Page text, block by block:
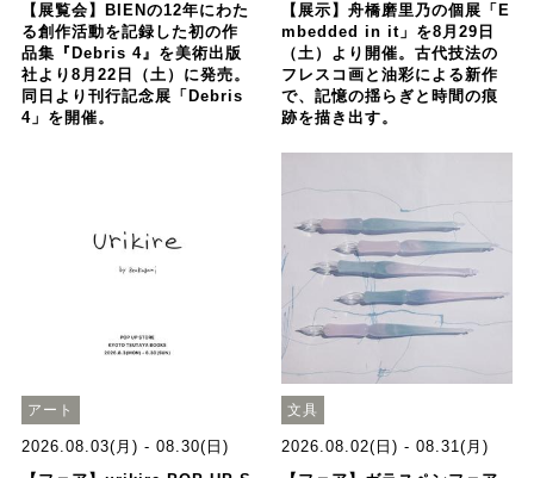
【展覧会】BIENの12年にわた
る創作活動を記録した初の作
品集『Debris 4』を美術出版
社より8月22日（土）に発売。
同日より刊行記念展「Debris
4」を開催。
【展示】舟橋磨里乃の個展「E
mbedded in it」を8月29日
（土）より開催。古代技法の
フレスコ画と油彩による新作
で、記憶の揺らぎと時間の痕
跡を描き出す。
アート
2026.08.03(月) - 08.30(日)
文具
2026.08.02(日) - 08.31(月)